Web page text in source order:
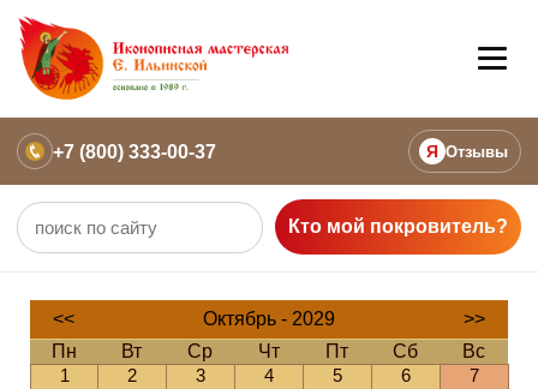
+7 (800) 333-00-37 Я Отзывы
Кто мой покровитель?
<< Октябрь - 2029
>>
Пн
Вт Ср Чт Пт Сб
Вс
1
2 3 4 5 6
7